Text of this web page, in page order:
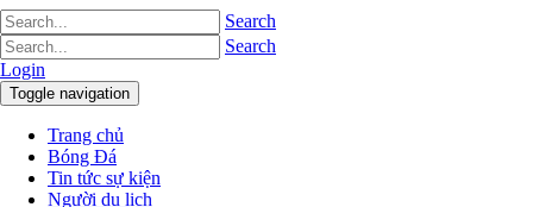
Search
Search
Login
Toggle navigation
Trang chủ
Bóng Đá
Tin tức sự kiện
Người du lịch